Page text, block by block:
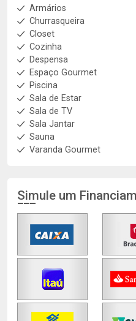
Armários
Churrasqueira
Closet
Cozinha
Despensa
Espaço Gourmet
Piscina
Sala de Estar
Sala de TV
Sala Jantar
Sauna
Varanda Gourmet
Simule um